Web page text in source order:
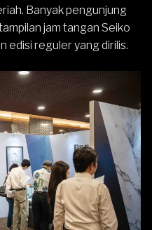
Banyak pengunjung
jam tangan Seiko
edisi reguler yang dirilis.